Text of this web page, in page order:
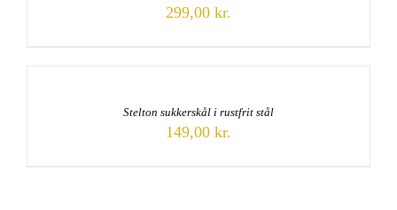
299,00 kr.
Stelton sukkerskål i rustfrit stål
149,00 kr.